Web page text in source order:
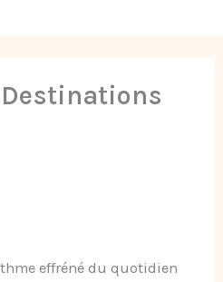
effréné du quotidien